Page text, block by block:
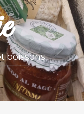
boissons